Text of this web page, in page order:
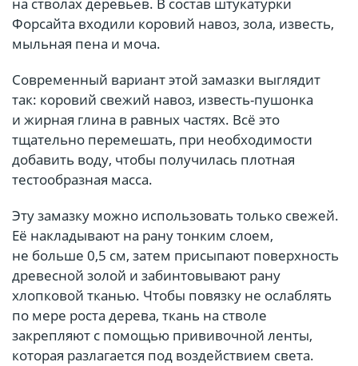
на стволах деревьев. В состав штукатурки
Форсайта входили коровий навоз, зола, известь,
мыльная пена и моча.
Современный вариант этой замазки выглядит
так: коровий свежий навоз, известь-пушонка
и жирная глина в равных частях. Всё это
тщательно перемешать, при необходимости
добавить воду, чтобы получилась плотная
тестообразная масса.
Эту замазку можно использовать только свежей.
Её накладывают на рану тонким слоем,
не больше 0,5 см, затем присыпают поверхность
древесной золой и забинтовывают рану
хлопковой тканью. Чтобы повязку не ослаблять
по мере роста дерева, ткань на стволе
закрепляют с помощью прививочной ленты,
которая разлагается под воздействием света.